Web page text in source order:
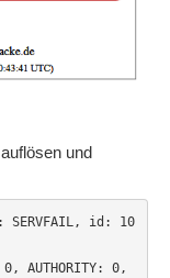
und
SERVFAIL, id: 10
AUTHORITY: 0,